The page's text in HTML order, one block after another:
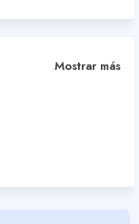
Mostrar más